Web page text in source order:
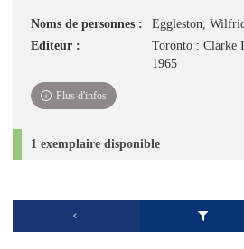
Noms de personnes :
Eggleston,
Editeur :
Toronto : Clarke
1965
Plus d'infos
1 exemplaire disponible